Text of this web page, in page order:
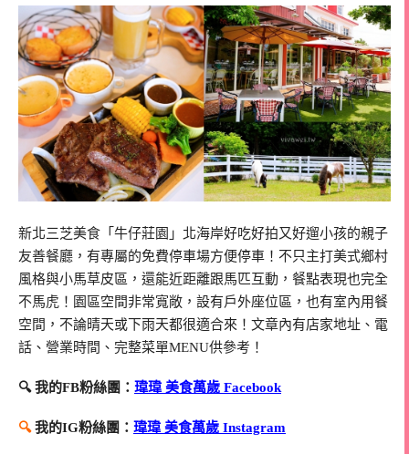
新北三芝美食「牛仔莊園」北海岸好吃好拍又好遛小孩的親子
友善餐廳，有專屬的免費停車場方便停車！不只主打美式鄉村
風格與小馬草皮區，還能近距離跟馬匹互動，餐點表現也完全
不馬虎！園區空間非常寬敞，設有戶外座位區，也有室內用餐
空間，不論晴天或下雨天都很適合來！文章內有店家地址、電
話、營業時間、完整菜單MENU供參考！
🔍 我的FB粉絲團： 瑋瑋 美食萬歲 Facebook
🔍我的IG粉絲團： 瑋瑋 美食萬歲 Instagram